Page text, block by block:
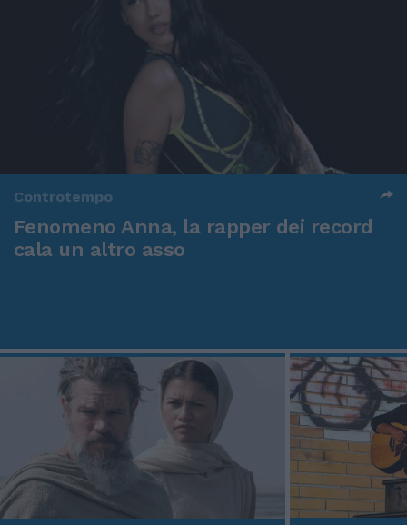
Controtempo
Fenomeno Anna, la rapper dei record
cala un altro asso